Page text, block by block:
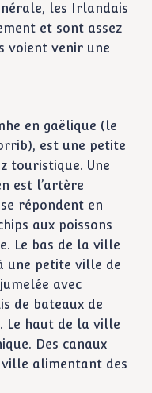
les Irlandais
et sont assez
voient venir une
en gaëlique (le
est une petite
touristique. Une
est l’artère
répondent en
aux poissons
Le bas de la ville
une petite ville de
avec
de bateaux de
Le haut de la ville
Des canaux
alimentant des